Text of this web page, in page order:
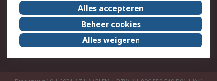
Over RS
RS Group
Over ons
RS wereldwijd
Werken bij RS
ESG
Alles accepteren
Beheer cookies
Alles weigeren